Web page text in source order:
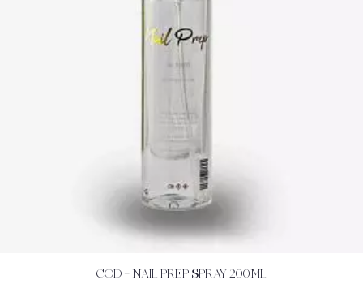
ACHETEZ DÉTAILS
COD – NAIL PREP SPRAY 200ML